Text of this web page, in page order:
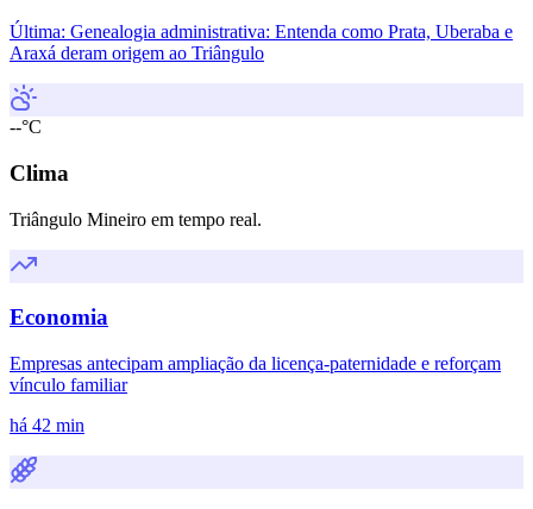
Última: Genealogia administrativa: Entenda como Prata, Uberaba e
Araxá deram origem ao Triângulo
--°C
Clima
Triângulo Mineiro em tempo real.
Economia
Empresas antecipam ampliação da licença-paternidade e reforçam
vínculo familiar
há 42 min